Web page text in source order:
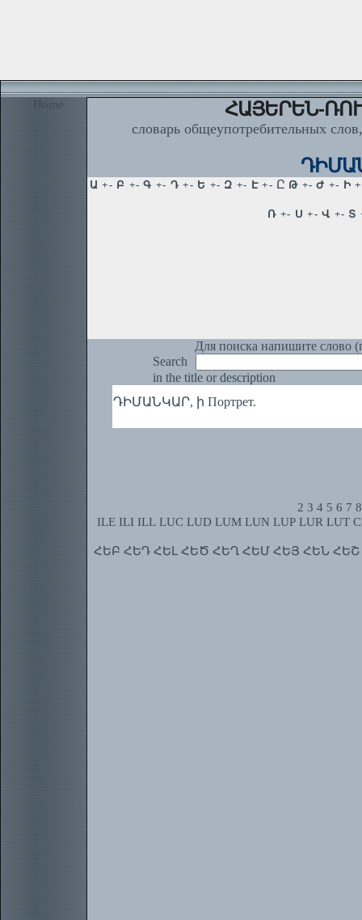
Home ՀԱՅԵՐԵՆ-
словарь общеупотребительных
Для поиска напишите слово
Search
in the title or description
ԴԻՄԱՆԿԱՐ, ի Портрет.
2 3 4 5 6 7 8
ILE ILI ILL LUC LUD LUM LUN LUP LUR LUT
ՀԵԲ ՀԵԴ ՀԵԼ ՀԵԾ ՀԵՂ ՀԵՄ ՀԵՅ ՀԵՆ ՀԵՇ